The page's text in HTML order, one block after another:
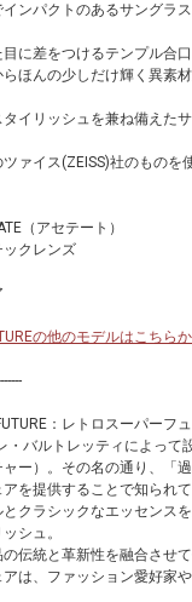
ンパクトのあるサングラ
に差をつけるテンプル合
ほんの少しだけ輝く異素
イリッシュを兼ね備えた
ァイス(ZEISS)社のものを
（アセテート）
ックレンズ
の他のモデルはこちら
：レトロスーパーフ
バルトレッティによって
ー）。その名の通り、「
を提供することで知られて
クラシックなエッセンス
シュ。
伝統と革新性を融合させ
は、ファッション愛好家